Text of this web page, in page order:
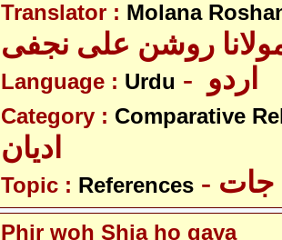
Translator : Molana
روشن علی نجفی
Language : Urdu
Category : Comparative
ادیان
Topic : References جات
Phir woh Shia ho gaya